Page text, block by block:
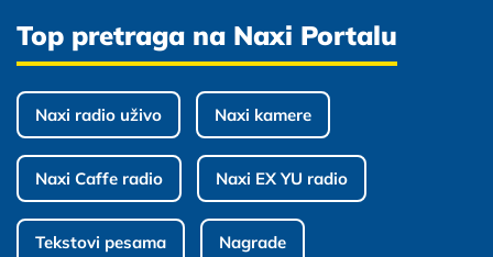
Top pretraga na Naxi Portalu
Naxi radio uživo Naxi kamere
Naxi Caffe radio Naxi EX YU radio
Tekstovi pesama Nagrade